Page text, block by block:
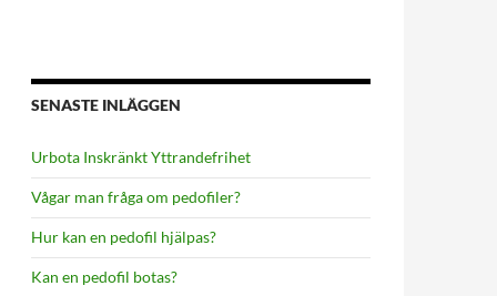
SENASTE INLÄGGEN
Urbota Inskränkt Yttrandefrihet
Vågar man fråga om pedofiler?
Hur kan en pedofil hjälpas?
Kan en pedofil botas?